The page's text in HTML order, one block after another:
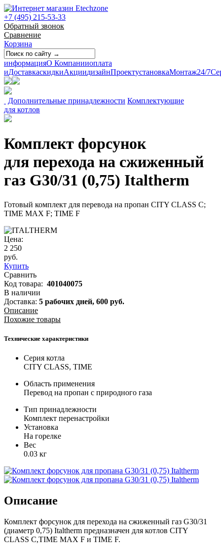
+7 (495) 215-53-33
Обратный звонок
Сравнение
Корзина
информацияО Компанииоплата
иДоставкаскидкиАкциидизайнПроектустановкаМонтаж24/7
Дополнительные принадлежности Комплектующие
для котлов
Комплект форсунок
для перехода на сжиженный
газ G30/31 (0,75) Italtherm
Готовый комплект для перевода на пропан CITY CLASS C;
TIME MAX F; TIME F
Цена:
2 250
руб.
Купить
Сравнить
Код товара: 401040075
В наличии
Доставка: 5 рабочих дней, 600 руб.
Описание
Похожие товары
Технические характеристики
Серия котла
CITY CLASS, TIME
Область применения
Перевод на пропан с природного газа
Тип принадлежности
Комплект перенастройки
Установка
На горелке
Вес
0.03 кг
Описание
Комплект форсунок для перехода на сжиженный газ G30/31
(диаметр 0,75) Italtherm предназначен для котлов CITY
CLASS C,TIME MAX F и TIME F.